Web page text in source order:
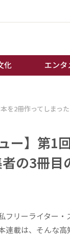
化 エンタ
を2冊作ってしま
ー】第
の3冊目
リーライター・
載は、そんな